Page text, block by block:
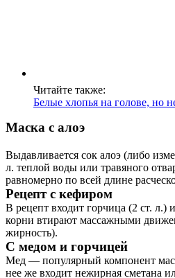
Читайте также:
Белые хлопья на голове, но
Маска с алоэ
Выдавливается сок алоэ (либо
л. теплой воды или травяного
равномерно по всей длине
Рецепт с кефиром
В рецепт входит горчица (2 ст.
корни втирают массажными
жирность).
С медом и горчицей
Мед — популярный компонент
нее же входит нежирная сметана